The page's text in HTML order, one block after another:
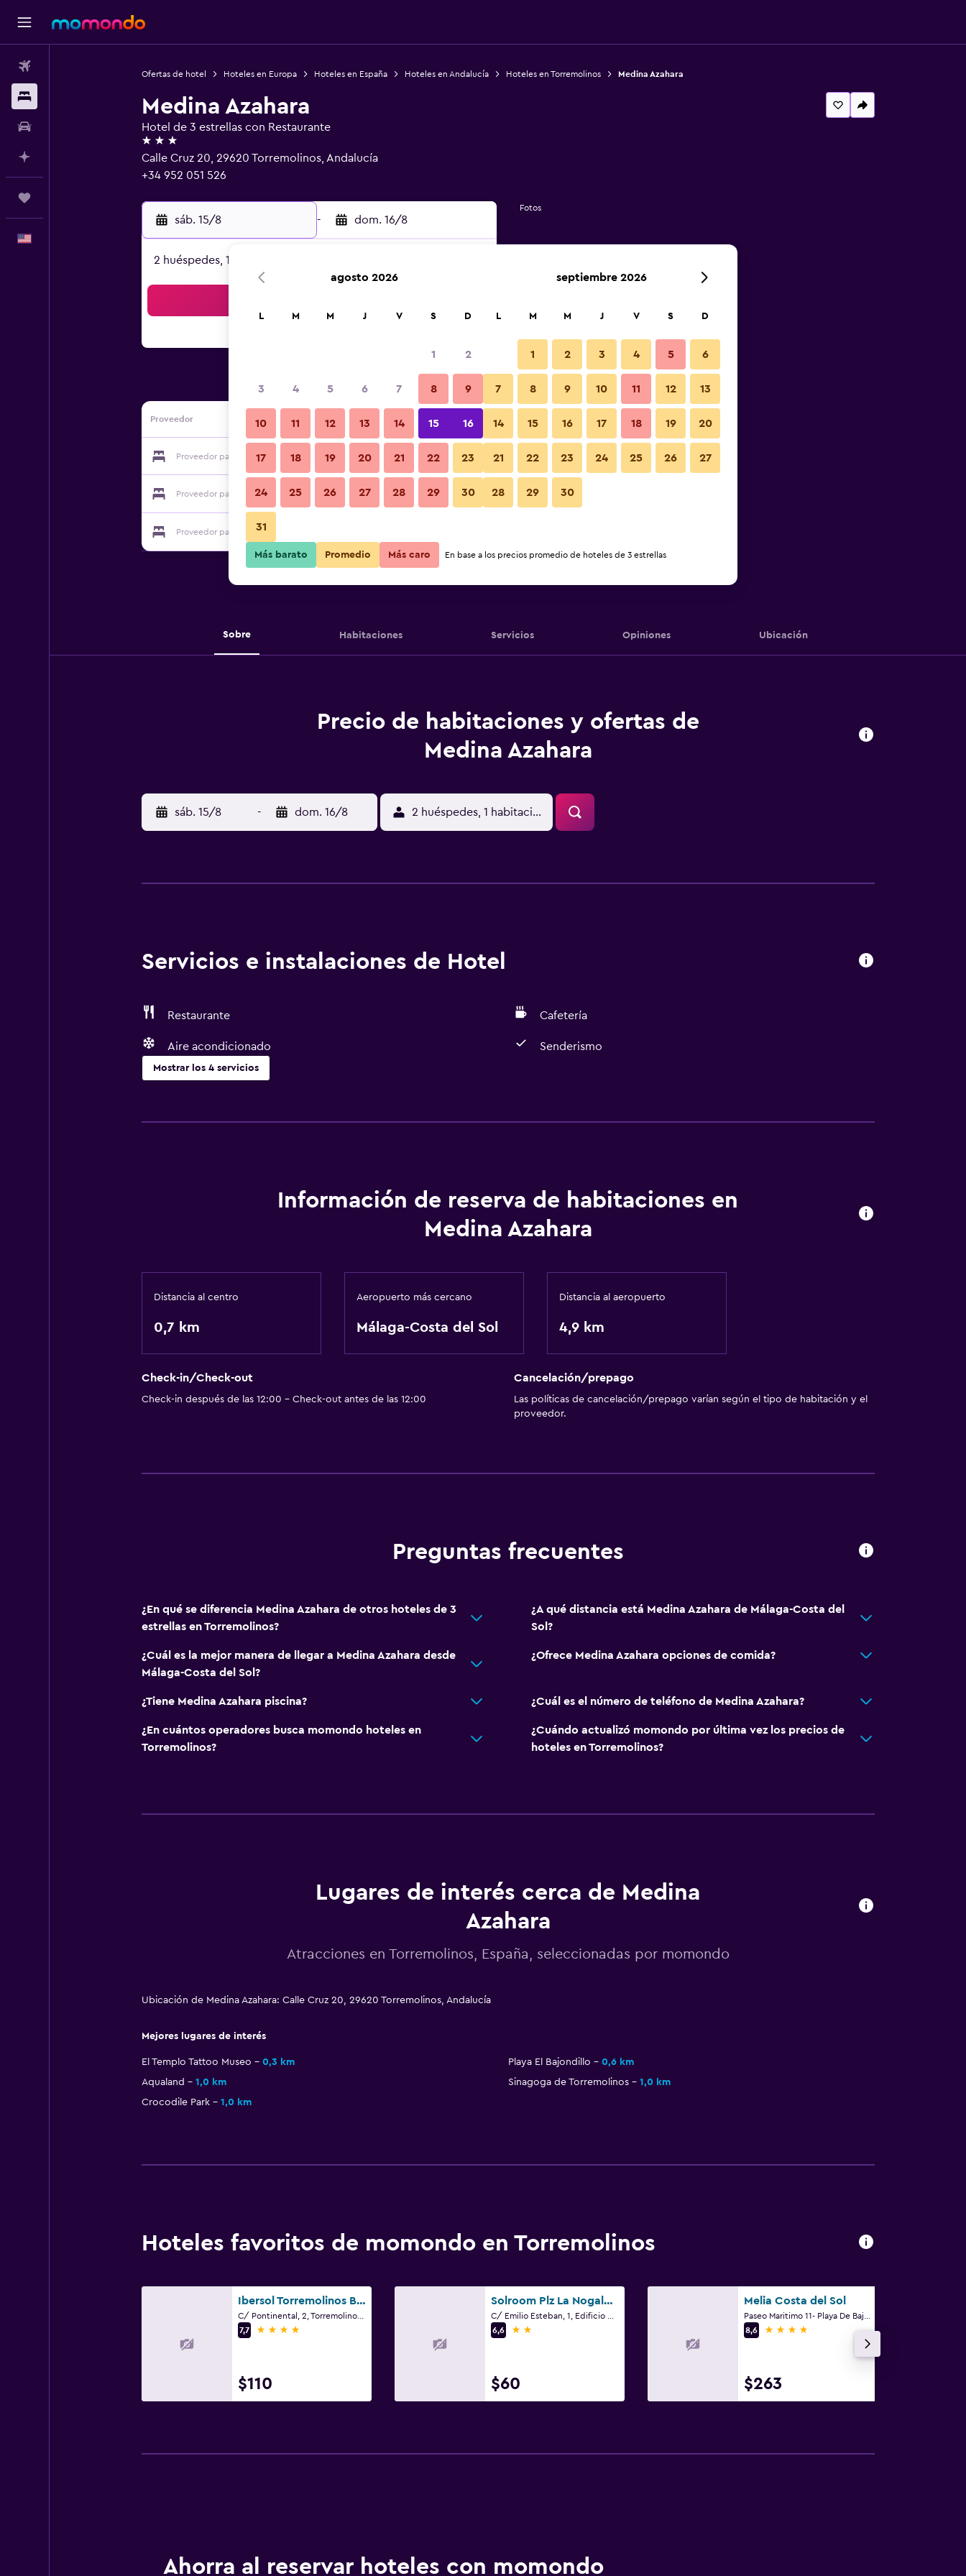
Ofertas de hotel Hoteles en Europa Hoteles en España Hoteles en Andalucía Hoteles en Torremolinos Medina Azahara
Medina Azahara
Hotel de 3 estrellas con Restaurante
3 estrellas
Calle Cruz 20, 29620 Torremolinos, Andalucía
+34 952 051 526
sáb. 15/8 - dom. 16/8
2 huéspedes, 1 habitación
Proveedor
Proveedor para Medina Azahara Ver precios
Proveedor para Medina Azahara Ver precios
Proveedor para Medina Azahara
Fotos
Sobre Habitaciones Servicios Opiniones Ubicación
Precio de habitaciones y ofertas de
Medina Azahara
sáb. 15/8 - dom. 16/8 2 huéspedes, 1 habitación
Servicios e instalaciones de Hotel
Restaurante Cafetería
Aire acondicionado Senderismo
Mostrar los 4 servicios
Cafetería
Senderismo
Información de reserva de habitaciones en
Medina Azahara
Distancia al centro
0,7 km
Aeropuerto más cercano
Málaga-Costa del Sol
Distancia al aeropuerto
4,9 km
Check-in/Check-out
Check-in después de las 12:00 - Check-out antes de las 12:00
Cancelación/prepago
Las políticas de cancelación/prepago varían según el tipo de habitación y el
proveedor.
Preguntas frecuentes
¿En qué se diferencia Medina Azahara de otros hoteles de 3
estrellas en Torremolinos?
¿A qué distancia está Medina Azahara de Málaga-Costa del
Sol?
¿Cuál es la mejor manera de llegar a Medina Azahara desde
Málaga-Costa del Sol?
¿Ofrece Medina Azahara opciones de comida?
¿Tiene Medina Azahara piscina? ¿Cuál es el número de teléfono de Medina Azahara?
¿En cuántos operadores busca momondo hoteles en
Torremolinos?
¿Cuándo actualizó momondo por última vez los precios de
hoteles en Torremolinos?
Lugares de interés cerca de Medina
Azahara
Atracciones en Torremolinos, España, seleccionadas por momondo
Ubicación de Medina Azahara: Calle Cruz 20, 29620 Torremolinos, Andalucía
Mejores lugares de interés
El Templo Tattoo Museo 0,3 km Playa El Bajondillo
0,6 km
Aqualand
1,0 km Sinagoga de Torremolinos
1,0 km
Crocodile Park
1,0 km
Hoteles favoritos de momondo en Torremolinos
Ibersol Torremolinos Beach
C/ Pontinental, 2, Torremolinos, Andalucía
7,7
4 estrellas
$110
Solroom Plz La Nogalera - Adults Only
6,6
2 estrellas
$60
Melia Costa del Sol
8,6
4 estrellas
$263
Ahorra al reservar hoteles con momondo
agosto 2026
L M M J V S D
1 2
3 4 5 6 7 8 9
10 11 12 13 14 15 16
17 18 19 20 21 22 23
24 25 26 27 28 29 30
31
septiembre 2026
L M M J V S D
1 2 3 4 5 6
7 8 9 10 11 12 13
14 15 16 17 18 19 20
21 22 23 24 25 26 27
28 29 30
Más barato Promedio Más caro En base a los precios promedio de hoteles de 3 estrellas